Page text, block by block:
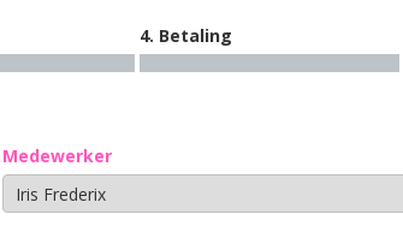
4. Betaling
Medewerker